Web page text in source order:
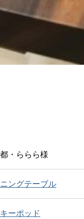
・ららら様
ングテーブル
ーポッド